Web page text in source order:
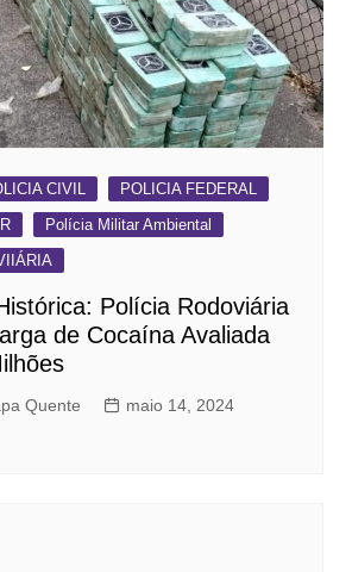
CIVIL
POLICIA FEDERAL
Polícia Militar Ambiental
Polícia Rodoviária
de Cocaína Avaliada
Quente
maio 14, 2024